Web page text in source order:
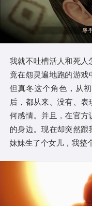
我就不吐槽活人和死
竟在怨灵遍地跑的游戏
但真冬这个角色，从
后，都从来、没有、
何感情。并且，在官
的身边。现在却突然
妹妹生了个女儿，我整